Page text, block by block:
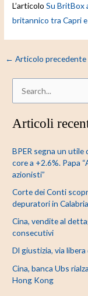
L’articoloSu BritBox
britannico tra Capri
← Articolo precedente
r
a
:
Articoli
BPER segna un utile
core a +2.6%. Papa
azionisti”
Corte dei Conti
depuratori in Calabria
Cina, vendite al
consecutivi
Dl giustizia, via
Cina, banca Ubs
Hong Kong